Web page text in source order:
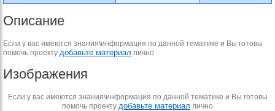
Описание
Если у вас имеются знания\информация по данной тематике и Вы готовы
помочь проекту добавьте материал лично
Изображения
Если у вас имеются знания\информация по данной тематике и Вы готовы
помочь проекту добавьте материал лично